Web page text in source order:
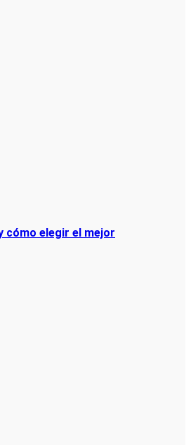
cómo elegir el mejor